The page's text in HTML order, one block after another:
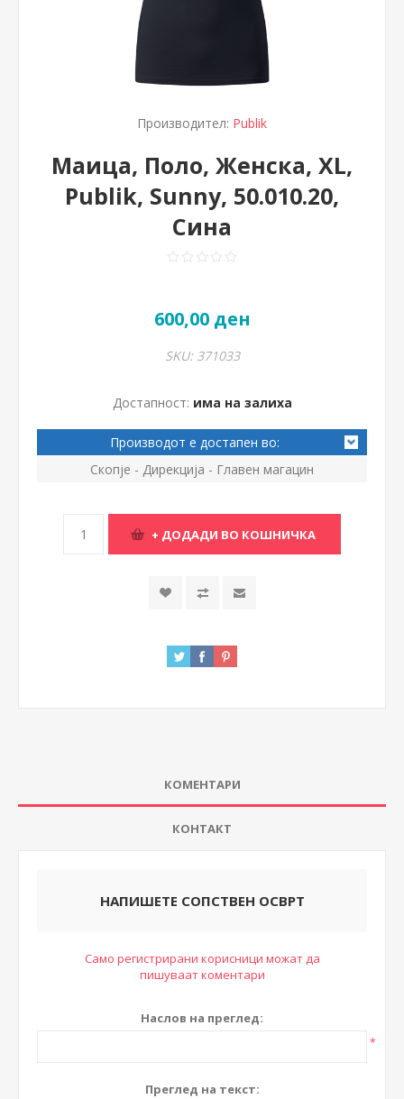
Производител: Publik
Маица, Поло, Женска, XL,
Publik, Sunny, 50.010.20,
Сина
600,00 ден
SKU: 371033
Достапност: има на залиха
Производот е достапен во:
Скопје - Дирекција - Главен магацин
КОМЕНТАРИ
КОНТАКТ
НАПИШЕТЕ СОПСТВЕН ОСВРТ
Само регистрирани корисници можат да
пишуваат коментари
Наслов на преглед:
*
Преглед на текст: